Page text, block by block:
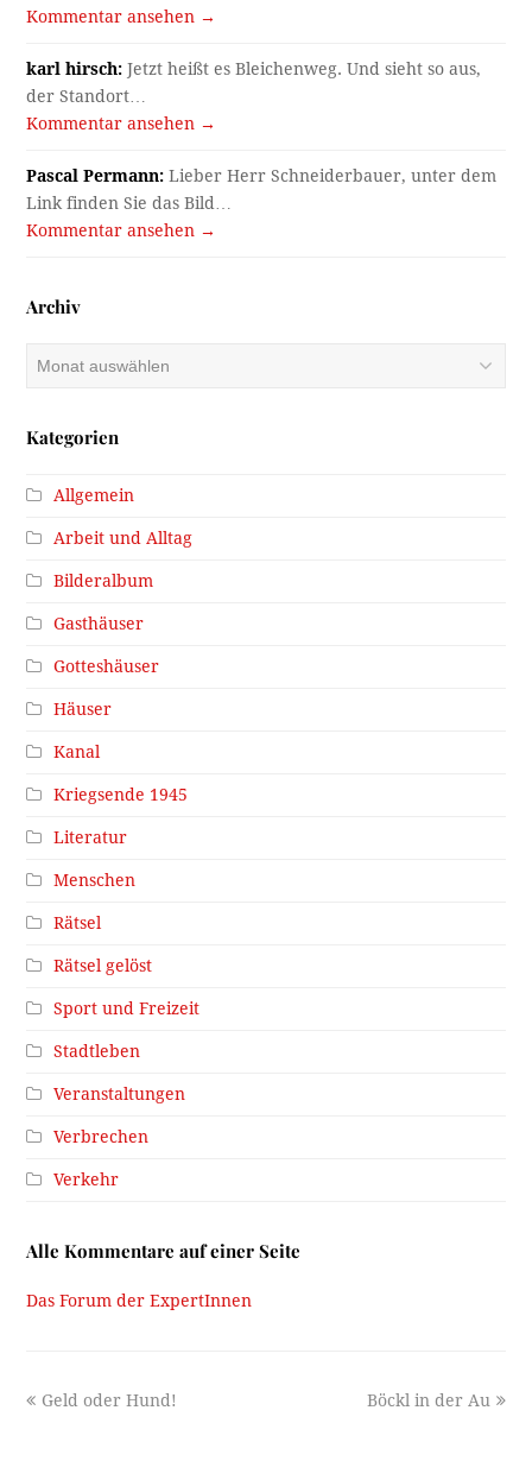
Kommentar ansehen →
karl hirsch: Jetzt heißt es Bleichenweg. Und sieht so aus,
der Standort…
Kommentar ansehen →
Pascal Permann: Lieber Herr Schneiderbauer, unter dem
Link finden Sie das Bild…
Kommentar ansehen →
Archiv
Kategorien
Allgemein
Arbeit und Alltag
Bilderalbum
Gasthäuser
Gotteshäuser
Häuser
Kanal
Kriegsende 1945
Literatur
Menschen
Rätsel
Rätsel gelöst
Sport und Freizeit
Stadtleben
Veranstaltungen
Verbrechen
Verkehr
Alle Kommentare auf einer Seite
Das Forum der ExpertInnen
previous
Geld oder Hund!
next
Böckl in der Au